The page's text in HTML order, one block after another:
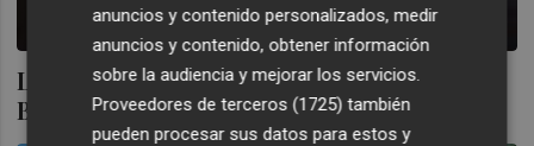
Los reembolsos de fondos y sicavs de
Banco Madrid, más cerca
anuncios y contenido personalizados, medir
anuncios y contenido, obtener información
sobre la audiencia y mejorar los servicios.
Proveedores de terceros (1725) también
pueden procesar sus datos para estos y